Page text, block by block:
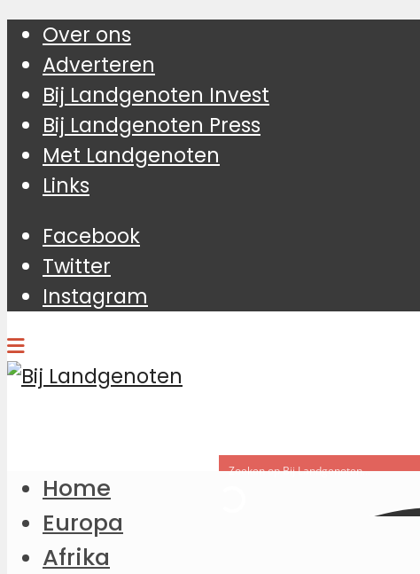
Over ons
Adverteren
Bij Landgenoten Invest
Bij Landgenoten Press
Met Landgenoten
Links
Facebook
Twitter
Instagram
Home
Europa
Afrika